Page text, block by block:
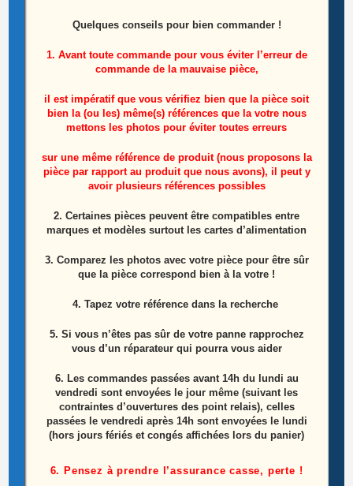
EBR61031803
35,00€
Carte T-Con Télé Lg 47LA620S-ZA Référence:
LC470DUE-SFR1
25,00€
Quelques conseils pour bien commander !
1. Avant toute commande pour vous éviter l’erreur de
commande de la mauvaise pièce,
il est impératif que vous vérifiez bien que la pièce soit
bien la (ou les) même(s) références que la votre nous
mettons les photos pour éviter toutes erreurs
sur une même référence de produit (nous proposons la
pièce par rapport au produit que nous avons), il peut y
avoir plusieurs références possibles
2. Certaines pièces peuvent être compatibles entre
marques et modèles surtout les cartes d’alimentation
3. Comparez les photos avec votre pièce pour être sûr
que la pièce correspond bien à la votre !
4. Tapez votre référence dans la recherche
5. Si vous n’êtes pas sûr de votre panne rapprochez
vous d’un réparateur qui pourra vous aider
6. Les commandes passées avant 14h du lundi au
vendredi sont envoyées le jour même (suivant les
contraintes d’ouvertures des point relais), celles
passées le vendredi après 14h sont envoyées le lundi
(hors jours fériés et congés affichées lors du panier)
6. Pensez à prendre l’assurance casse, perte !